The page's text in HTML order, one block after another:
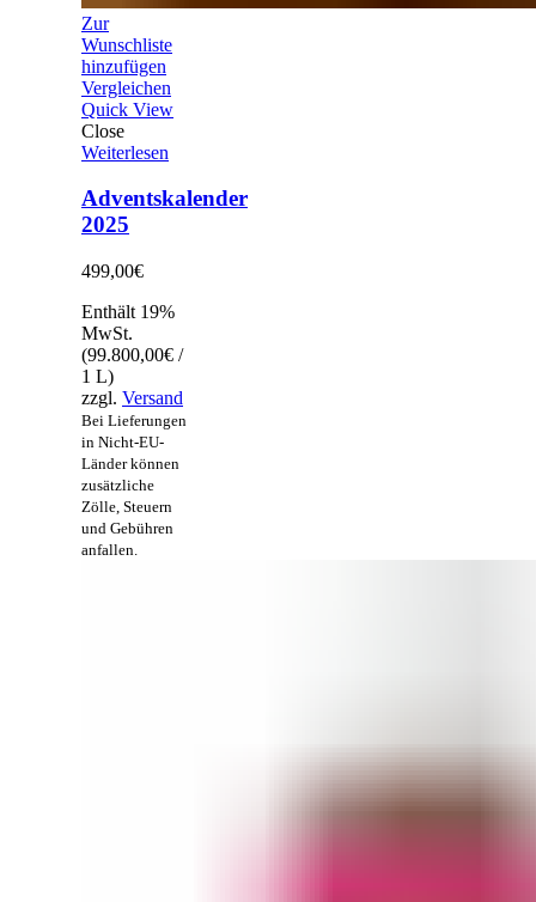
Zur
Wunschliste
hinzufügen
Vergleichen
Quick View
Close
Weiterlesen
Adventskalender
2025
499,00€
Enthält 19%
MwSt.
(99.800,00€ /
1 L)
zzgl. Versand
Bei Lieferungen
in Nicht-EU-
Länder können
zusätzliche
Zölle, Steuern
und Gebühren
anfallen.